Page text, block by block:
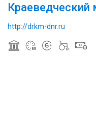
Краеведческий
http://drkm-dnr.ru